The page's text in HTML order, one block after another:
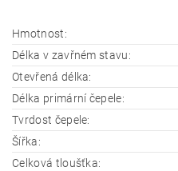
Hmotnost:
Délka v zavřném stavu:
Otevřená délka:
Délka primární čepele:
Tvrdost čepele:
Šířka:
Celková tloušťka: